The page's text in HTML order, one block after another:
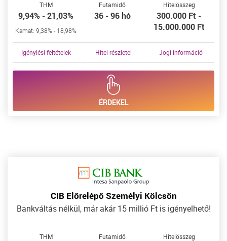
THM
9,94% - 21,03%
Kamat: 9,38% - 18,98%
Futamidő
36 - 96 hó
Hitelösszeg
300.000 Ft -
15.000.000 Ft
Igénylési feltételek Hitel részletei Jogi információ
ÉRDEKEL
CIB Előrelépő Személyi Kölcsön
Bankváltás nélkül, már akár 15 millió Ft is igényelhető!
THM Futamidő Hitelösszeg